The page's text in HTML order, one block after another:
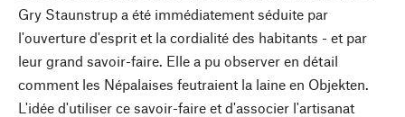
Gry Staunstrup a été immédiatement séduite par
l'ouverture d'esprit et la cordialité des habitants - et par
leur grand savoir-faire. Elle a pu observer en détail
comment les Népalaises feutraient la laine en Objekten.
L'idée d'utiliser ce savoir-faire et d'associer l'artisanat